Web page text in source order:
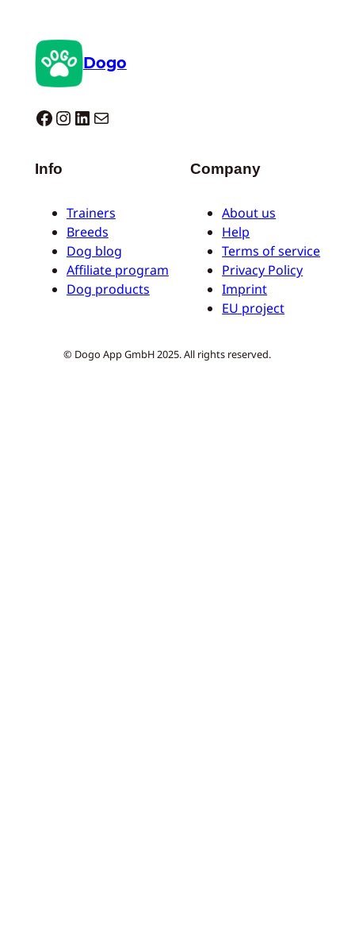
Dogo
Dogo facebook InstagramLinkedIn E-mail
Info
Trainers
Breeds
Dog blog
Affiliate program
Dog products
Company
About us
Help
Terms of service
Privacy Policy
Imprint
EU project
© Dogo App GmbH 2025. All rights reserved.